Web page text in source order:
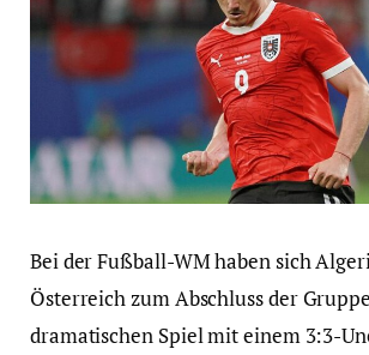
Bei der Fußball-WM haben sich
Österreich zum Abschluss der
dramatischen Spiel mit einem 3:3-